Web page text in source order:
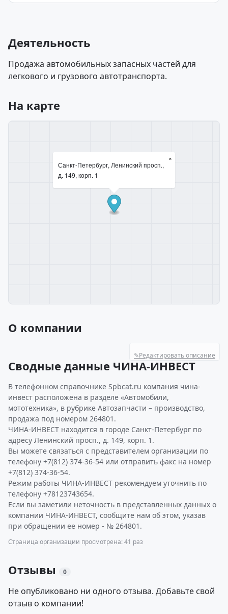
Деятельность
Продажа автомобильных запасных частей для
легкового и грузового автотранспорта.
На карте
Санкт-Петербург, Ленинский просп.,
д. 149, корп. 1
×
О компании
✎Редактировать описание
Сводные данные ЧИНА-ИНВЕСТ
В телефонном справочнике Spbcat.ru компания чина-
инвест расположена в разделе «Автомобили,
мототехника», в рубрике Автозапчасти – производство,
продажа под номером 264801.
ЧИНА-ИНВЕСТ находится в городе Санкт-Петербург по
адресу Ленинский просп., д. 149, корп. 1.
Вы можете связаться с представителем организации по
телефону +7(812) 374-36-54 или отправить факс на номер
+7(812) 374-36-54.
Режим работы ЧИНА-ИНВЕСТ рекомендуем уточнить по
телефону +78123743654.
Если вы заметили неточность в представленных данных о
компании ЧИНА-ИНВЕСТ, сообщите нам об этом, указав
при обращении ее номер - № 264801.
Страница организации просмотрена: 41 раз
Отзывы 0
Не опубликовано ни одного отзыва. Добавьте свой
отзыв о компании!